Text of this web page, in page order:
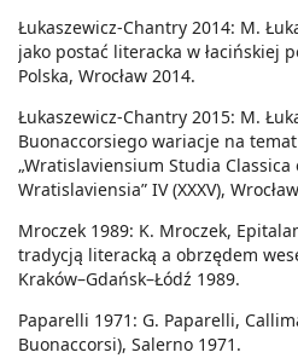
Łukaszewicz-Chantry 2014: M.
jako postać literacka w łacińskiej
Polska, Wrocław 2014.
Łukaszewicz-Chantry 2015: M.
Buonaccorsiego wariacje na
„Wratislaviensium Studia Classica
Wratislaviensia” IV (XXXV),
Mroczek 1989: K. Mroczek,
tradycją literacką a obrzędem
Kraków–Gdańsk–Łódź 1989.
Paparelli 1971: G. Paparelli,
Buonaccorsi), Salerno 1971.